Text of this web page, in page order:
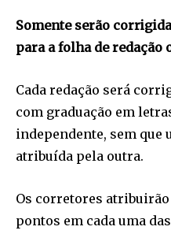
Somente serão
para a folha de redação
Cada redação será
com graduação em
independente, sem que
atribuída pela outra.
Os corretores atribuirão
pontos em cada uma